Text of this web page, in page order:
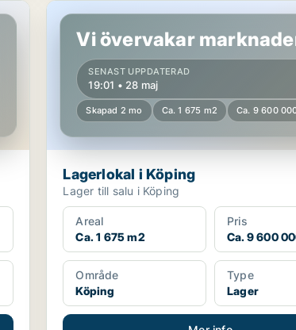
Lagerlokal i Köping
Vi övervakar
SENAST UPPDATERAD
19:01 • 28 maj
Skapad 2 mo Ca. 1 675 m2 Ca. 9 600
Lagerlokal i Köping
Lager till salu i Köping
Areal
Ca. 1 675 m2
Pris
Ca. 9 600
Område
Köping
Type
Lager